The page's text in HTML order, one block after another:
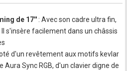
de 17'' : Avec son cadre ultra fin,
II s'insère facilement dans un châssis
d'un revêtement aux motifs kevlar
Aura Sync RGB, d'un clavier digne de